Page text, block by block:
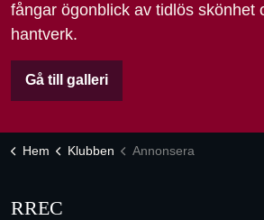
fångar ögonblick av tidlös skönhet
hantverk.
Gå till galleri
Hem Klubben Annonsera
RREC